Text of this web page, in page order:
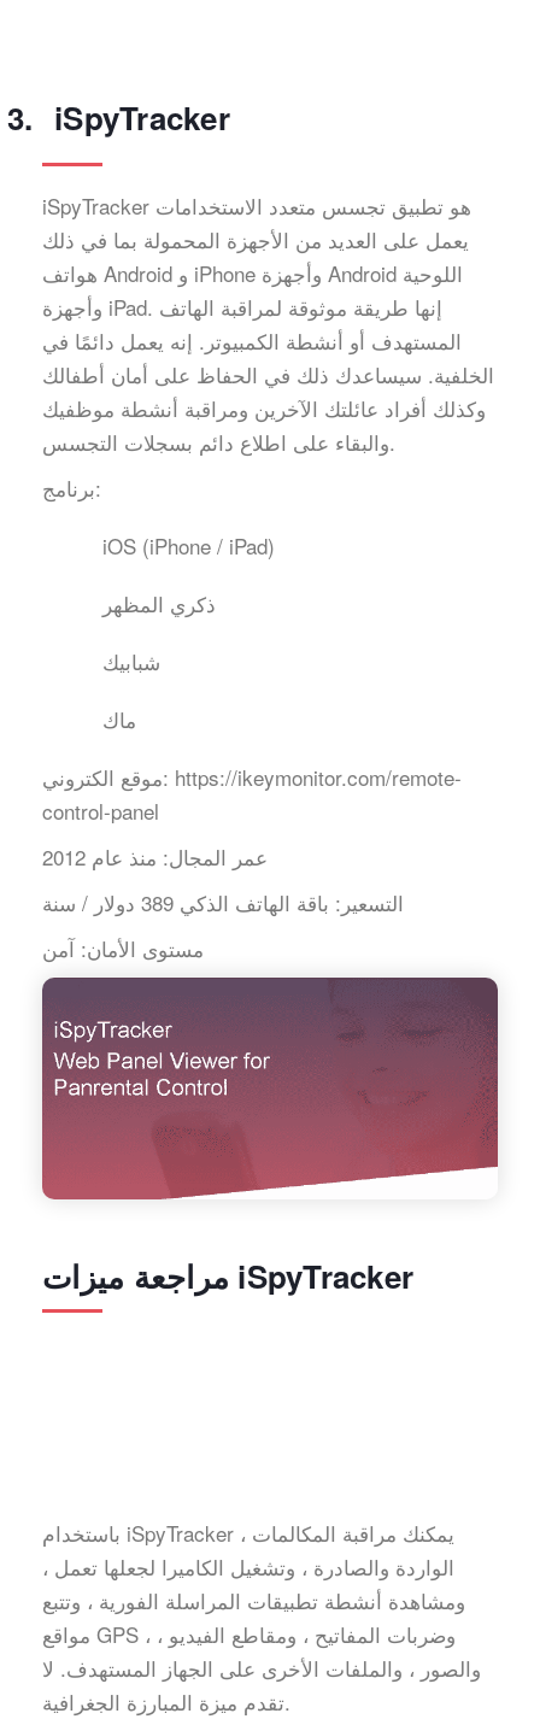
iSpyTracker
iSpyTracker هو تطبيق تجسس متعدد الاستخدامات
يعمل على العديد من الأجهزة المحمولة بما في ذلك
هواتف Android و iPhone وأجهزة Android اللوحية
وأجهزة iPad. إنها طريقة موثوقة لمراقبة الهاتف
المستهدف أو أنشطة الكمبيوتر. إنه يعمل دائمًا في
الخلفية. سيساعدك ذلك في الحفاظ على أمان أطفالك
وكذلك أفراد عائلتك الآخرين ومراقبة أنشطة موظفيك
والبقاء على اطلاع دائم بسجلات التجسس.
برنامج:
iOS (iPhone / iPad)
ذكري المظهر
شبابيك
ماك
موقع الكتروني: https://ikeymonitor.com/remote-
control-panel
عمر المجال: منذ عام 2012
التسعير: باقة الهاتف الذكي 389 دولار / سنة
مستوى الأمان: آمن
مراجعة ميزات iSpyTracker
باستخدام iSpyTracker ، يمكنك مراقبة المكالمات
الواردة والصادرة ، وتشغيل الكاميرا لجعلها تعمل ،
ومشاهدة أنشطة تطبيقات المراسلة الفورية ، وتتبع
مواقع GPS ، وضربات المفاتيح ، ومقاطع الفيديو ،
والصور ، والملفات الأخرى على الجهاز المستهدف. لا
تقدم ميزة المبارزة الجغرافية.